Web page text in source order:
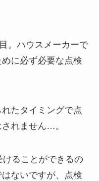
。ハウスメーカーで
に必ず必要な点検
たタイミングで点
れません…。
ることができるの
ないですが、点検